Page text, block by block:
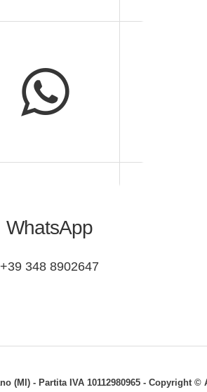
WhatsApp
+39 348 8902647
(MI) - Partita IVA 10112980965 -